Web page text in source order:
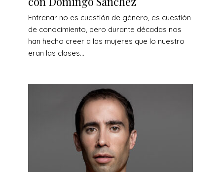
Entrenar no es cuestión de género, es cuestión
de conocimiento, pero durante décadas nos
han hecho creer a las mujeres que lo nuestro
eran las clases...